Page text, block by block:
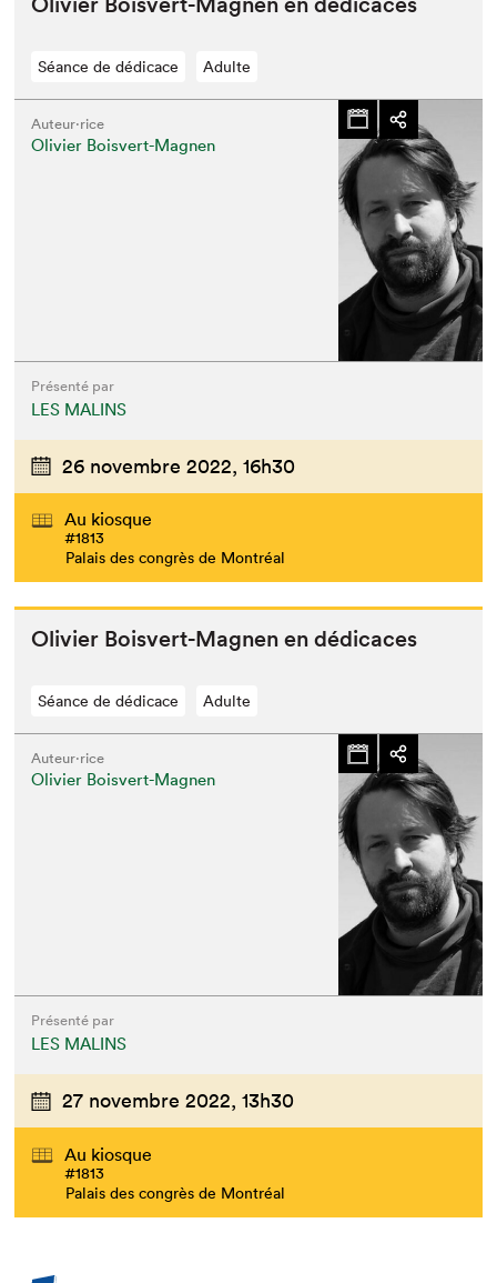
Séance de dédicace Adulte
Auteur·rice
Olivier Boisvert-Magnen
Présenté par
LES MALINS
26 novembre 2022, 16h30
Au kiosque
#1813
Palais des congrès de Montréal
Olivi­er Boisvert-Mag­nen en dédicaces
Séance de dédicace Adulte
Auteur·rice
Olivier Boisvert-Magnen
Présenté par
LES MALINS
27 novembre 2022, 13h30
Au kiosque
#1813
Palais des congrès de Montréal